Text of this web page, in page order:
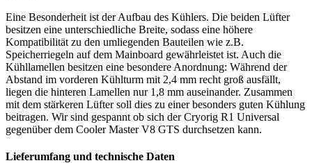
Eine Besonderheit ist der Aufbau des Kühlers. Die beiden Lüfter
besitzen eine unterschiedliche Breite, sodass eine höhere
Kompatibilität zu den umliegenden Bauteilen wie z.B.
Speicherriegeln auf dem Mainboard gewährleistet ist. Auch die
Kühllamellen besitzen eine besondere Anordnung: Während der
Abstand im vorderen Kühlturm mit 2,4 mm recht groß ausfällt,
liegen die hinteren Lamellen nur 1,8 mm auseinander. Zusammen
mit dem stärkeren Lüfter soll dies zu einer besonders guten Kühlung
beitragen. Wir sind gespannt ob sich der Cryorig R1 Universal
gegenüber dem Cooler Master V8 GTS durchsetzen kann.
Lieferumfang und technische Daten